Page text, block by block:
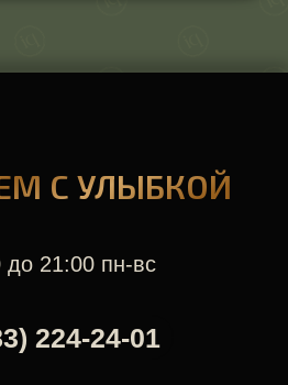
С УЛЫБКОЙ
до 21:00 пн-вс
224-24-01